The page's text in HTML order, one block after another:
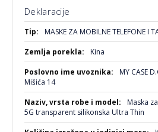
Deklaracije
Više
informacija
MASKE ZA MOBILNE TELEFONE I
Kina
MY CASE
Mišića 14
Maska
5G transparent silikonska Ultra Thin